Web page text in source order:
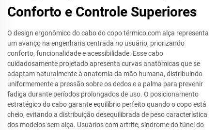
Conforto e Controle Superiores
O design ergonômico do cabo do copo térmico com alça representa
um avanço na engenharia centrada no usuário, priorizando
conforto, funcionalidade e acessibilidade. Esse cabo
cuidadosamente projetado apresenta curvas anatômicas que se
adaptam naturalmente à anatomia da mão humana, distribuindo
uniformemente a pressão sobre os dedos e a palma para prevenir
fadiga durante períodos prolongados de uso. O posicionamento
estratégico do cabo garante equilíbrio perfeito quando o copo está
cheio, evitando a distribuição desequilibrada de peso característica
dos modelos sem alça. Usuários com artrite, síndrome do túnel do